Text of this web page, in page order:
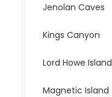
Jenolan Caves
Kings Canyon
Lord Howe Island
Magnetic Island